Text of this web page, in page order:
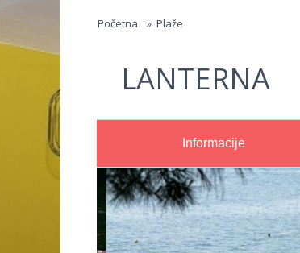
Početna » Plaže
LANTERNA
Informacije